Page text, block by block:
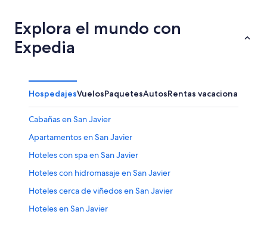
ago
-
9
mañana
por
la
noche,
ago
ago
Constitución
para
el
próximo
semana,
ago
ago
Explora el mundo con
Expedia
HospedajesVuelosPaquetesAutosRentas vacacionales
Cabañas en San Javier
Apartamentos en San Javier
Hoteles con spa en San Javier
Hoteles con hidromasaje en San Javier
Hoteles cerca de viñedos en San Javier
Hoteles en San Javier